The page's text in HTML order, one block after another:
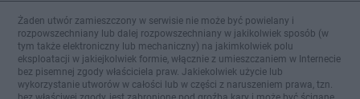
Żaden utwór zamieszczony w serwisie nie może być powielany i
rozpowszechniany lub dalej rozpowszechniany w jakikolwiek sposób (w
tym także elektroniczny lub mechaniczny) na jakimkolwiek polu
eksploatacji w jakiejkolwiek formie, włącznie z umieszczaniem w Internecie
bez pisemnej zgody właściciela praw. Jakiekolwiek użycie lub
wykorzystanie utworów w całości lub w części z naruszeniem prawa, tzn.